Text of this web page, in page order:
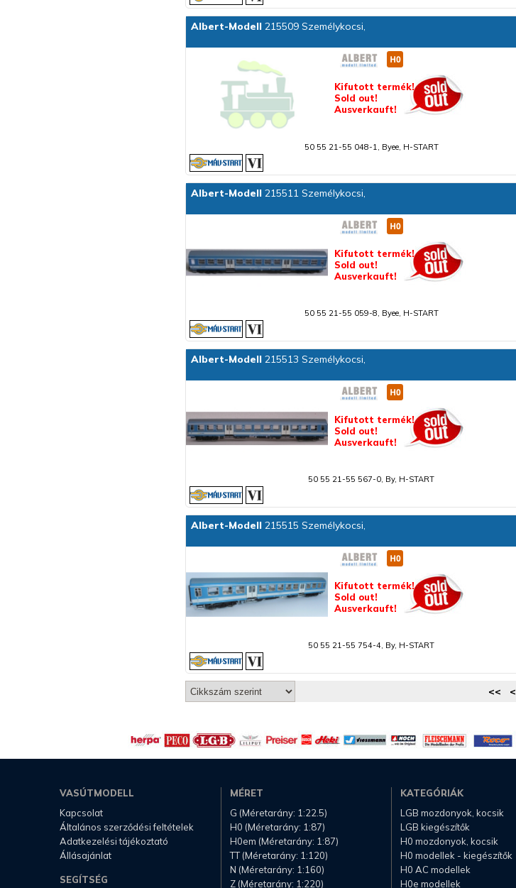
Albert-Modell 215509 Személykocsi,
Kifutott termék!
Sold out!
Ausverkauft!
50 55 21-55 048-1, Byee, H-START
Albert-Modell 215511 Személykocsi,
Kifutott termék!
Sold out!
Ausverkauft!
50 55 21-55 059-8, Byee, H-START
Albert-Modell 215513 Személykocsi,
Kifutott termék!
Sold out!
Ausverkauft!
50 55 21-55 567-0, By, H-START
Albert-Modell 215515 Személykocsi,
Kifutott termék!
Sold out!
Ausverkauft!
50 55 21-55 754-4, By, H-START
<< <
VASÚTMODELL
Kapcsolat
Általános szerződési feltételek
Adatkezelési tájékoztató
Állásajánlat
SEGÍTSÉG
MÉRET
G (Méretarány: 1:22.5)
H0 (Méretarány: 1:87)
H0em (Méretarány: 1:87)
TT (Méretarány: 1:120)
N (Méretarány: 1:160)
Z (Méretarány: 1:220)
KATEGÓRIÁK
LGB mozdonyok, kocsik
LGB kiegészítők
H0 mozdonyok, kocsik
H0 modellek - kiegészítők
H0 AC modellek
H0e modellek